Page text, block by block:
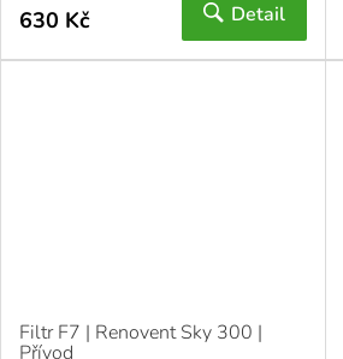
630 Kč Detail
Filtr F7 | Renovent Sky 300 |
Přívod